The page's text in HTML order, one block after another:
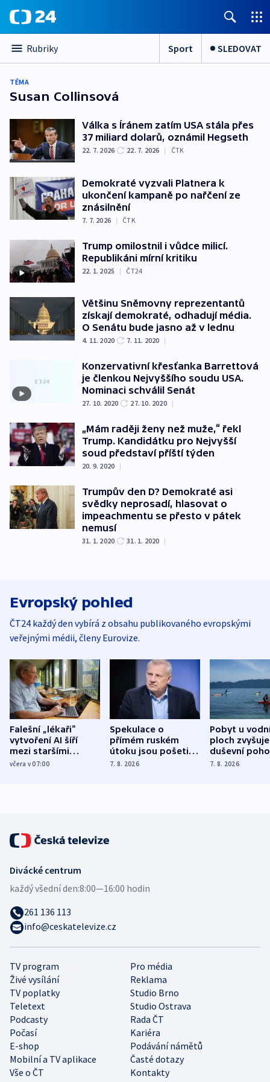
Rubriky Sport SLEDOVAT
TÉMA
Susan Collinsová
Válka s Íránem zatím USA stála přes
37 miliard dolarů, oznámil Hegseth
22. 7. 2026 22. 7. 2026 | ČTK
Demokraté vyzvali Platnera k
ukončení kampaně po nařčení ze
znásilnění
7. 7. 2026 | ČTK
Trump omilostnil i vůdce milicí.
Republikáni mírní kritiku
22. 1. 2025 | ČT24
Většinu Sněmovny reprezentantů
získají demokraté, odhadují média.
O Senátu bude jasno až v lednu
4. 11. 2020 7. 11. 2020 |
Konzervativní křesťanka Barrettová
je členkou Nejvyššího soudu USA.
Nominaci schválil Senát
27. 10. 2020 27. 10. 2020 |
„Mám raději ženy než muže,“ řekl
Trump. Kandidátku pro Nejvyšší
soud představí příští týden
20. 9. 2020 |
Trumpův den D? Demokraté asi
svědky neprosadí, hlasovat o
impeachmentu se přesto v pátek
nemusí
31. 1. 2020 31. 1. 2020 |
Evropský pohled
ČT24 každý den vybírá z obsahu publikovaného evropskými
veřejnými médii, členy Eurovize.
Falešní „lékaři“
vytvoření AI šíří
mezi staršími
Poláky nebezpečné
včera v 07:00
Spekulace o
přímém ruském
útoku jsou pošetilé,
míní estonský
7. 8. 2026
Pobyt u
ploch zvyšuje
duševní
ukázala
7. 8. 2026
TV program
Pro média
Živé vysílání
Reklama
TV poplatky
Studio Brno
Teletext
Studio Ostrava
Podcasty
Rada ČT
Počasí
Kariéra
E-shop
Podávání námětů
Mobilní a TV aplikace
Časté dotazy
Vše o ČT
Kontakty
Divácké centrum
každý všední den:8:00—16:00 hodin
261 136 113
info@ceskatelevize.cz